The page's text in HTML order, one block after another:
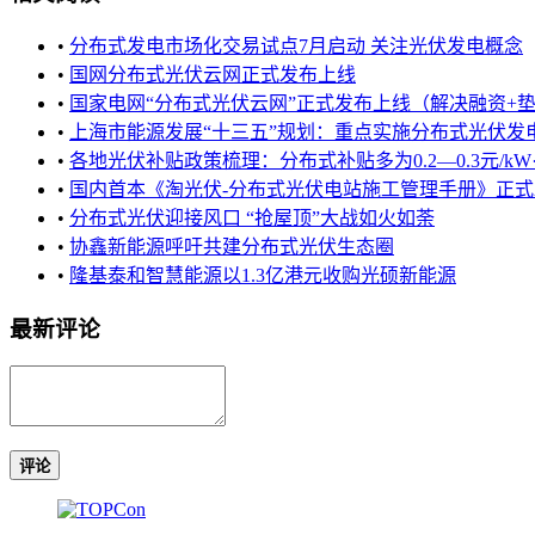
• 分布式发电市场化交易试点7月启动 关注光伏发电概念
• 国网分布式光伏云网正式发布上线
• 国家电网“分布式光伏云网”正式发布上线（解决融资+
•
上海市能源发展“十三五”规划：重点实施分布式光伏发
• 各地光伏补贴政策梳理：分布式补贴多为0.2—0.3元/
• 国内首本《淘光伏-分布式光伏电站施工管理手册》正
• 分布式光伏迎接风口 “抢屋顶”大战如火如荼
• 协鑫新能源呼吁共建分布式光伏生态圈
• 隆基泰和智慧能源以1.3亿港元收购光硕新能源
最新评论
评论